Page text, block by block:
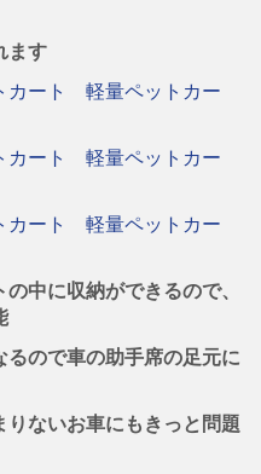
ます
中に収納ができるので、
ので車の助手席の足元に
ないお車にもきっと問題